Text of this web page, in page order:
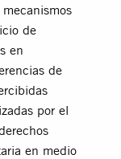
de
en
de
por el
en medio